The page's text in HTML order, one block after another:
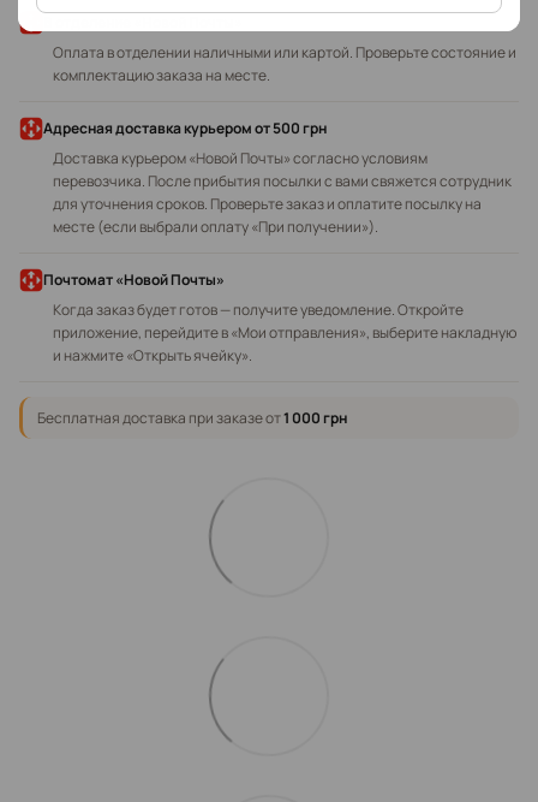
Оплата в отделении наличными или картой. Проверьте состояние и
комплектацию заказа на месте.
Адресная доставка курьеромот 500 грн
Доставка курьером «Новой Почты» согласно условиям
перевозчика. После прибытия посылки с вами свяжется сотрудник
для уточнения сроков. Проверьте заказ и оплатите посылку на
месте (если выбрали оплату «При получении»).
Почтомат «Новой Почты»
Когда заказ будет готов — получите уведомление. Откройте
приложение, перейдите в «Мои отправления», выберите накладную
и нажмите «Открыть ячейку».
Бесплатная доставка при заказе от1 000 грн